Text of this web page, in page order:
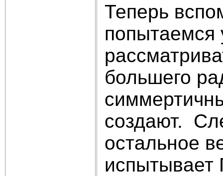
Теперь
попытаемся
большего
создают.
остальное
испытывает